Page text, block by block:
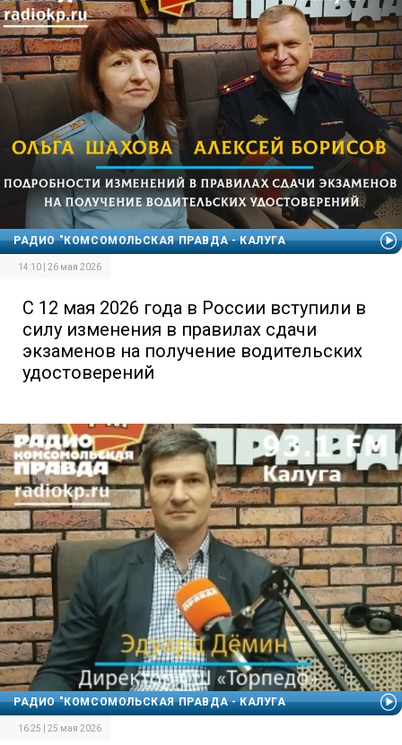
РАДИО "КОМСОМОЛЬСКАЯ ПРАВДА - КАЛУГА
14:10 | 26 мая 2026
С 12 мая 2026 года в России вступили в
силу изменения в правилах сдачи
экзаменов на получение водительских
удостоверений
РАДИО "КОМСОМОЛЬСКАЯ ПРАВДА - КАЛУГА
16:25 | 25 мая 2026